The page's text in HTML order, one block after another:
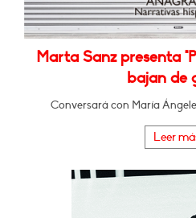
Marta Sanz presenta
bajan de
Conversará con María
Leer